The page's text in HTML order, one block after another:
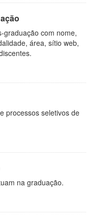
graduação com nome,
área, sítio web,
processos seletivos de
na graduação.